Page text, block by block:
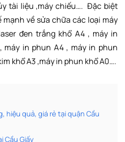
tài liệu ,máy chiếu…. Đặc biệt
về sửa chữa các loại máy
đen trắng khổ A4 , máy in
máy in phun A4 , máy in phun
khổ A3 ,máy in phun khổ A0….
hiệu quả, giá rẻ tại quận Cầu
Cầu Giấy